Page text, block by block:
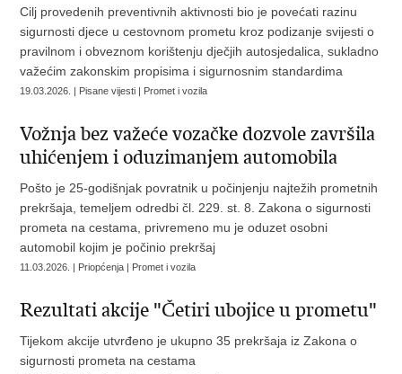
Cilj provedenih preventivnih aktivnosti bio je povećati razinu
sigurnosti djece u cestovnom prometu kroz podizanje svijesti o
pravilnom i obveznom korištenju dječjih autosjedalica, sukladno
važećim zakonskim propisima i sigurnosnim standardima
19.03.2026. | Pisane vijesti | Promet i vozila
Vožnja bez važeće vozačke dozvole završila
uhićenjem i oduzimanjem automobila
Pošto je 25-godišnjak povratnik u počinjenju najtežih prometnih
prekršaja, temeljem odredbi čl. 229. st. 8. Zakona o sigurnosti
prometa na cestama, privremeno mu je oduzet osobni
automobil kojim je počinio prekršaj
11.03.2026. | Priopćenja | Promet i vozila
Rezultati akcije "Četiri ubojice u prometu"
Tijekom akcije utvrđeno je ukupno 35 prekršaja iz Zakona o
sigurnosti prometa na cestama